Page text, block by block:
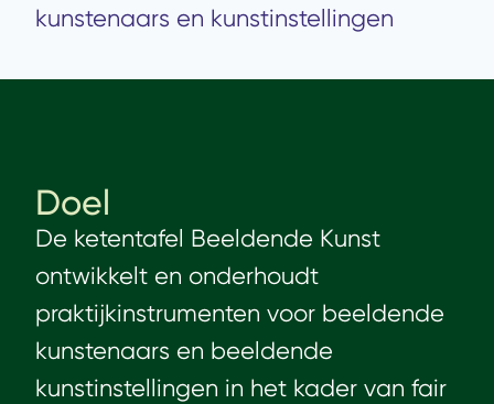
kunstenaars en kunstinstellingen
Doel
De ketentafel Beeldende Kunst
ontwikkelt en onderhoudt
praktijkinstrumenten voor beeldende
kunstenaars en beeldende
kunstinstellingen in het kader van fair